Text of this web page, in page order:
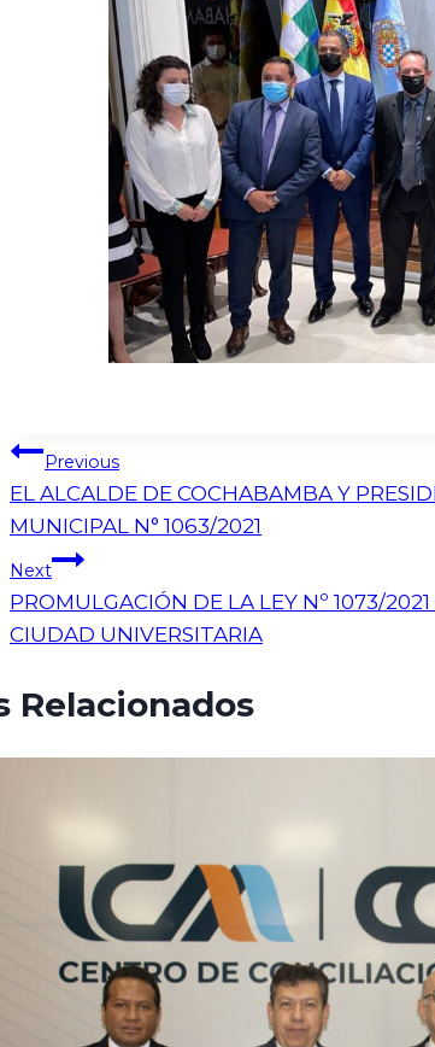
Previous
EL ALCALDE DE COCHABAMBA Y
MUNICIPAL N° 1063/2021
Next
PROMULGACIÓN DE LA LEY Nº 1073/
CIUDAD UNIVERSITARIA
Relacionados